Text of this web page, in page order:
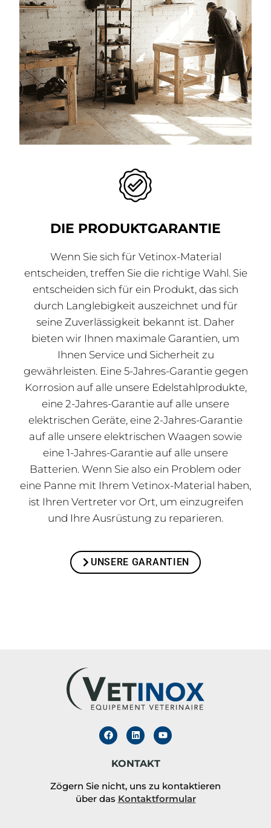
DIE PRODUKTGARANTIE
Wenn Sie sich für Vetinox-Material
entscheiden, treffen Sie die richtige Wahl. Sie
entscheiden sich für ein Produkt, das sich
durch Langlebigkeit auszeichnet und für
seine Zuverlässigkeit bekannt ist. Daher
bieten wir Ihnen maximale Garantien, um
Ihnen Service und Sicherheit zu
gewährleisten. Eine 5-Jahres-Garantie gegen
Korrosion auf alle unsere Edelstahlprodukte,
eine 2-Jahres-Garantie auf alle unsere
elektrischen Geräte, eine 2-Jahres-Garantie
auf alle unsere elektrischen Waagen sowie
eine 1-Jahres-Garantie auf alle unsere
Batterien. Wenn Sie also ein Problem oder
eine Panne mit Ihrem Vetinox-Material haben,
ist Ihren Vertreter vor Ort, um einzugreifen
und Ihre Ausrüstung zu reparieren.
UNSERE GARANTIEN
KONTAKT
Zögern Sie nicht, uns zu kontaktieren
über das Kontaktformular